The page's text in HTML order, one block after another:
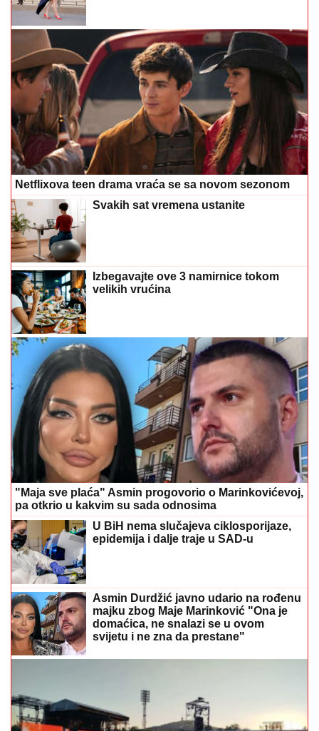
Netflixova teen drama vraća se sa novom sezonom
Svakih sat vremena ustanite
"Maja sve plaća" Asmin progovorio o Marinkovićevoj,
pa otkrio u kakvim su sada odnosima
U BiH nema slučajeva ciklosporijaze,
epidemija i dalje traje u SAD-u
domaćica, ne snalazi se u ovom
svijetu i ne zna da prestane"